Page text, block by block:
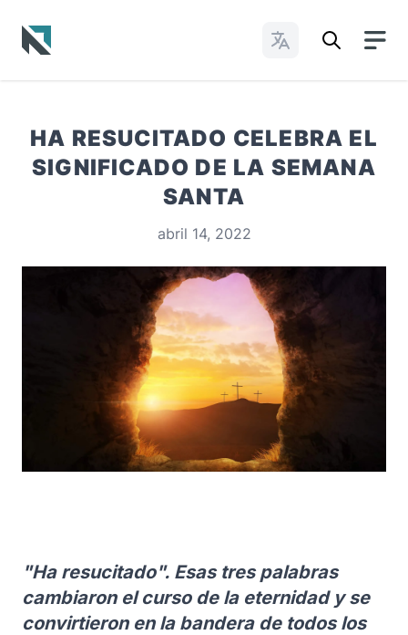
Cambiar idioma
HA RESUCITADO CELEBRA EL
SIGNIFICADO DE LA SEMANA
SANTA
abril 14, 2022
"Ha resucitado". Esas tres palabras
cambiaron el curso de la eternidad y se
convirtieron en la bandera de todos los